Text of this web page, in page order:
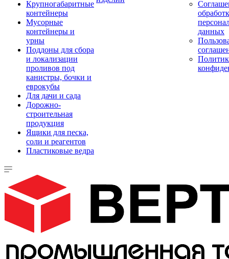
Крупногабаритные
контейнеры
Мусорные
контейнеры и
урны
Поддоны для сбора
и локализации
проливов под
канистры, бочки и
еврокубы
Для дачи и сада
Дорожно-
строительная
продукция
Ящики для песка,
соли и реагентов
Пластиковые ведра
данных